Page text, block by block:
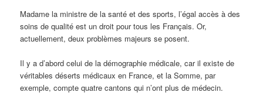
Madame la ministre de la santé et des sports, l’égal accès à des
soins de qualité est un droit pour tous les Français. Or,
actuellement, deux problèmes majeurs se posent.
Il y a d’abord celui de la démographie médicale, car il existe de
véritables déserts médicaux en France, et la Somme, par
exemple, compte quatre cantons qui n’ont plus de médecin.